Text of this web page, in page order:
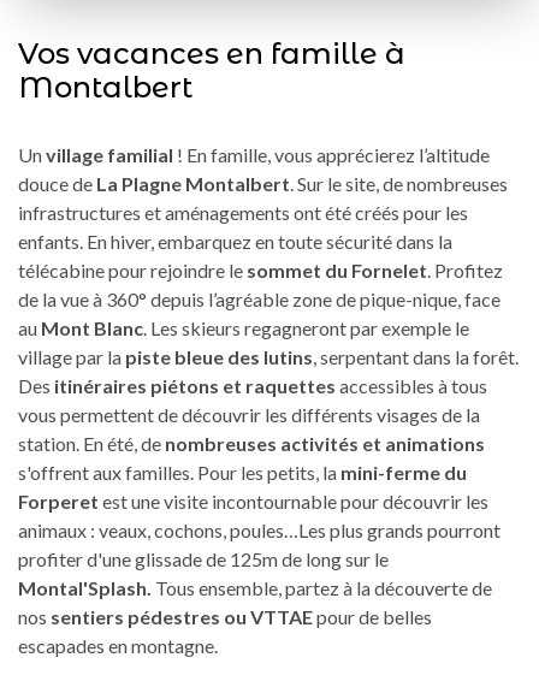
Vos vacances en famille à
Montalbert
Unvillage familial ! En famille, vous apprécierez l’altitude
douce de La Plagne Montalbert. Sur le site, de nombreuses
infrastructures et aménagements ont été créés pour les
enfants. En hiver, embarquez en toute sécurité dans la
télécabine pour rejoindre le sommet du Fornelet. Profitez
de la vue à 360° depuis l’agréable zone de pique-nique, face
au Mont Blanc. Les skieurs regagneront par exemple le
village par la piste bleue des lutins, serpentant dans la forêt.
Des itinéraires piétons et raquettes accessibles à tous
vous permettent de découvrir les différents visages de la
station. En été, de nombreuses activités et animations
s'offrent aux familles. Pour les petits, la mini-ferme du
Forperet est une visite incontournable pour découvrir les
animaux : veaux, cochons, poules…Les plus grands pourront
profiter d'une glissade de 125m de long sur le
Montal'Splash. Tous ensemble, partez à la découverte de
nos sentiers pédestres ou VTTAEpour de belles
escapades en montagne.